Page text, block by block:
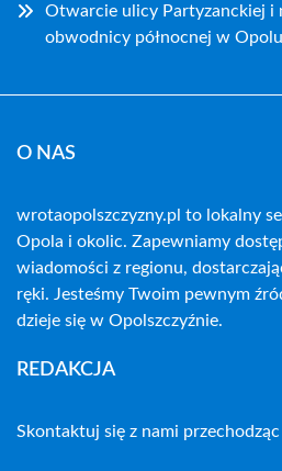
Otwarcie ulicy Partyzanckiej i
obwodnicy północnej w Opolu
O NAS
wrotaopolszczyzny.pl to lokalny
Opola i okolic. Zapewniamy
wiadomości z regionu,
ręki. Jesteśmy Twoim pewnym
dzieje się w Opolszczyźnie.
REDAKCJA
Skontaktuj się z nami